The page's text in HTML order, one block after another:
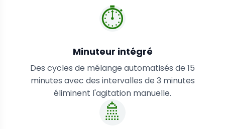
⏱️
Minuteur intégré
Des cycles de mélange automatisés de 15
minutes avec des intervalles de 3 minutes
éliminent l'agitation manuelle.
🚿